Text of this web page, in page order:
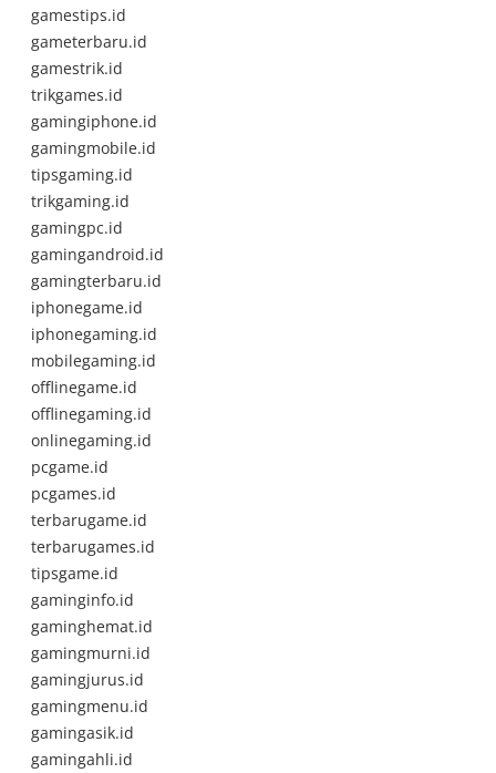
gamestips.id
gameterbaru.id
gamestrik.id
trikgames.id
gamingiphone.id
gamingmobile.id
tipsgaming.id
trikgaming.id
gamingpc.id
gamingandroid.id
gamingterbaru.id
iphonegame.id
iphonegaming.id
mobilegaming.id
offlinegame.id
offlinegaming.id
onlinegaming.id
pcgame.id
pcgames.id
terbarugame.id
terbarugames.id
tipsgame.id
gaminginfo.id
gaminghemat.id
gamingmurni.id
gamingjurus.id
gamingmenu.id
gamingasik.id
gamingahli.id